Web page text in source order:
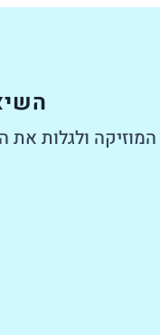
ולגלות את